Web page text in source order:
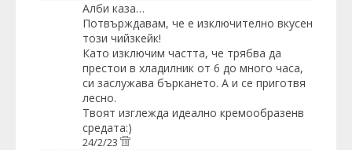
Алби каза…
Потвърждавам, че е изключително вкусен
този чийзкейк!
Като изключим частта, че трябва да
престои в хладилник от 6 до много часа,
си заслужава бъркането. А и се приготвя
лесно.
Твоят изглежда идеално кремообразенв
средата:)
24/2/23